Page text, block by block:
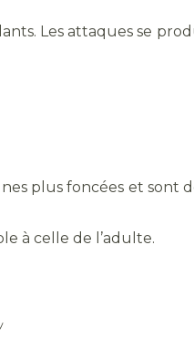
Les attaques se
plus foncées et sont
à celle de l’adulte.